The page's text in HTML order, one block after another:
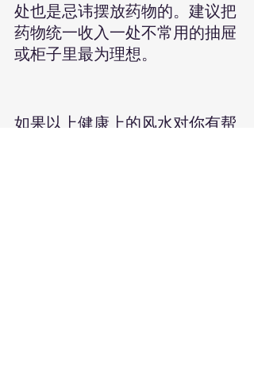
处也是忌讳摆放药物的。建议把
药物统一收入一处不常用的抽屉
或柜子里最为理想。
如果以上健康上的风水对你有帮